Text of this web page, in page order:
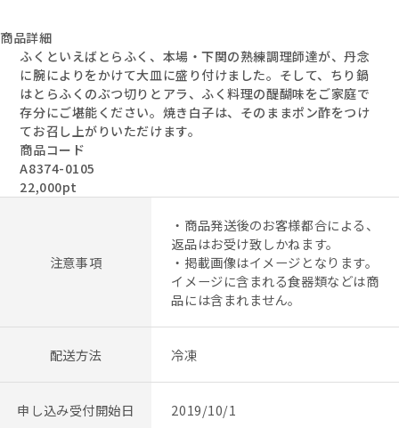
商品詳細
ふくといえばとらふく、本場・下関の熟練調理師達が、丹念
に腕によりをかけて大皿に盛り付けました。そして、ちり鍋
はとらふくのぶつ切りとアラ、ふく料理の醍醐味をご家庭で
存分にご堪能ください。焼き白子は、そのままポン酢をつけ
てお召し上がりいただけます。
商品コード
A8374-0105
22,000pt
注意事項
・商品発送後のお客様都合による、
返品はお受け致しかねます。
・掲載画像はイメージとなります。
イメージに含まれる食器類などは商
品には含まれません。
配送方法 冷凍
申し込み受付開始日 2019/10/1